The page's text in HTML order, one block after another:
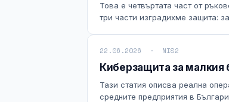
Това е четвъртата част от
три части изградихме защита:
22.06.2026 · NIS2
Киберзащита за малкия
Тази статия описва реална
средните предприятия в